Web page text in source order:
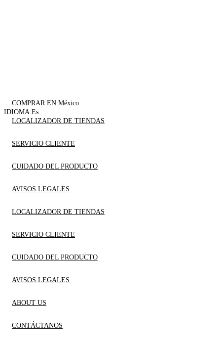
COMPRAR EN:México
IDIOMA:Es
LOCALIZADOR DE TIENDAS
SERVICIO CLIENTE
CUIDADO DEL PRODUCTO
AVISOS LEGALES
LOCALIZADOR DE TIENDAS
SERVICIO CLIENTE
CUIDADO DEL PRODUCTO
AVISOS LEGALES
ABOUT US
CONTÁCTANOS